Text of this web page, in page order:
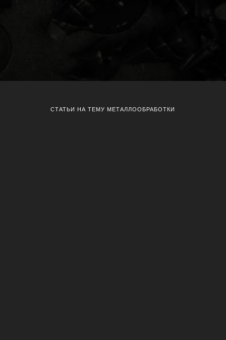
СТАТЬИ НА ТЕМУ МЕТАЛЛООБРАБОТКИ